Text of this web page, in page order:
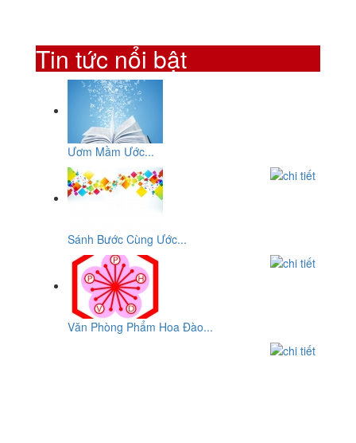
Tin tức nổi bật
Ươm Mầm Ước...
Sánh Bước Cùng Ước...
Văn Phòng Phẩm Hoa Đào...